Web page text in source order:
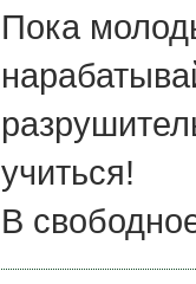
Пока
учиться!
В